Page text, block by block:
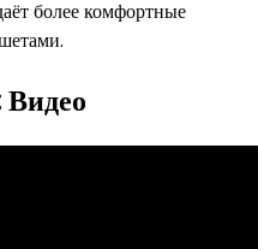
более комфортные